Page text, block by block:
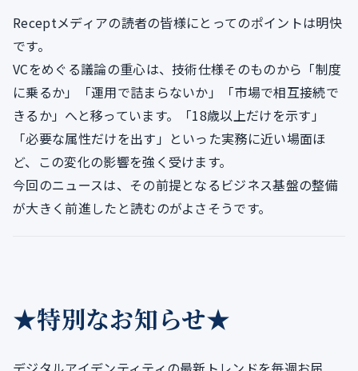
Receptメディアの読者の皆様にとってのポイントは明快
です。
VCをめぐる議論の重心は、技術仕様そのものから「制度
に乗るか」「運用で詰まらないか」「市場で相互接続で
きるか」へと移っています。「18歳以上だけを示す」
「必要な属性だけを出す」といった実務に近い場面ほ
ど、この変化の影響を強く受けます。
今回のニュースは、その前提となるビジネス基盤の整備
が大きく前進したと読むのがよさそうです。
★特別なお知らせ★